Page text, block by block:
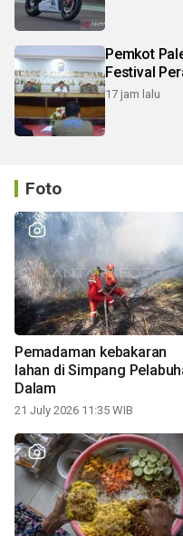
Pemkot
Festival
17 jam lalu
Foto
Pemadaman kebakaran
lahan di Simpang
Dalam
21 July 2026 11:35 WIB